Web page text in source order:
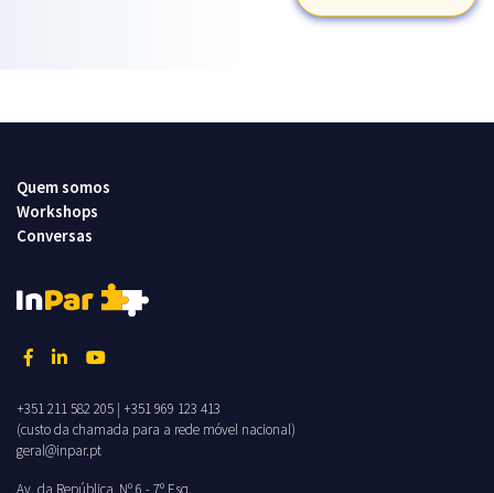
Quem somos
Workshops
Conversas
+351 211 582 205 | +351 969 123 413
(custo da chamada para a rede móvel nacional)
geral@inpar.pt